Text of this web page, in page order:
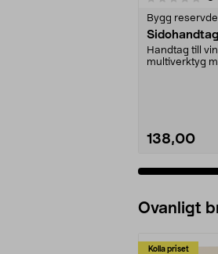
Bygg
Handtag till
multiverktyg
138,00
Ovanligt
Kolla priset